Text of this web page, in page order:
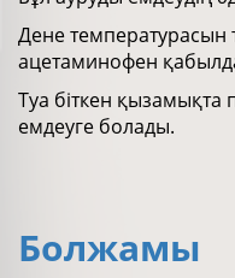
Дене температурасын
ацетаминофен
Туа біткен
емдеуге болады.
Болжамы